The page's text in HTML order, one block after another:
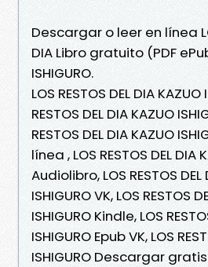
Descargar o leer en línea
DIA Libro gratuito (PDF
ISHIGURO.
LOS RESTOS DEL DIA KAZUO
RESTOS DEL DIA KAZUO
RESTOS DEL DIA KAZUO
línea , LOS RESTOS DEL DIA
Audiolibro, LOS RESTOS DEL
ISHIGURO VK, LOS RESTOS
ISHIGURO Kindle, LOS
ISHIGURO Epub VK, LOS
ISHIGURO Descargar gratis